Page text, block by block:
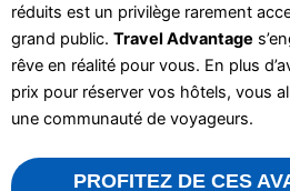
réduits est un privilège rarement
grand public. Travel Advantage
rêve en réalité pour vous. En plus
prix pour réserver vos hôtels, vous
une communauté de voyageurs.
PROFITEZ DE CES